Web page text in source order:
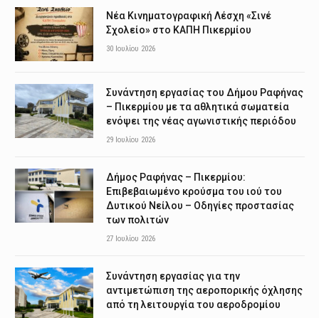
Νέα Κινηματογραφική Λέσχη «Σινέ
Σχολείο» στο ΚΑΠΗ Πικερμίου
30 Ιουλίου 2026
Συνάντηση εργασίας του Δήμου Ραφήνας
– Πικερμίου με τα αθλητικά σωματεία
ενόψει της νέας αγωνιστικής περιόδου
29 Ιουλίου 2026
Δήμος Ραφήνας – Πικερμίου:
Επιβεβαιωμένο κρούσμα του ιού του
Δυτικού Νείλου – Οδηγίες προστασίας
των πολιτών
27 Ιουλίου 2026
Συνάντηση εργασίας για την
αντιμετώπιση της αεροπορικής όχλησης
από τη λειτουργία του αεροδρομίου